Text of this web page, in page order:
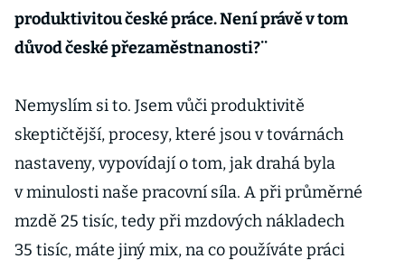
produktivitou české práce. Není právě v tom
důvod české přezaměstnanosti?¨
Nemyslím si to. Jsem vůči produktivitě
skeptičtější, procesy, které jsou v továrnách
nastaveny, vypovídají o tom, jak drahá byla
v minulosti naše pracovní síla. A při průměrné
mzdě 25 tisíc, tedy při mzdových nákladech
35 tisíc, máte jiný mix, na co používáte práci